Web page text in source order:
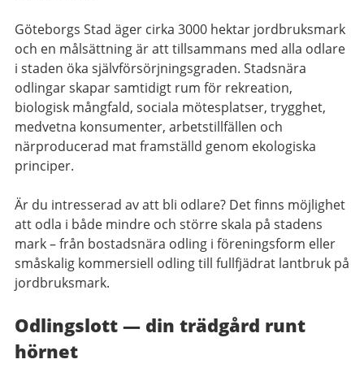
Göteborgs Stad äger cirka 3000 hektar jordbruksmark
och en målsättning är att tillsammans med alla odlare
i staden öka självförsörjningsgraden. Stadsnära
odlingar skapar samtidigt rum för rekreation,
biologisk mångfald, sociala mötesplatser, trygghet,
medvetna konsumenter, arbetstillfällen och
närproducerad mat framställd genom ekologiska
principer.
Är du intresserad av att bli odlare? Det finns möjlighet
att odla i både mindre och större skala på stadens
mark – från bostadsnära odling i föreningsform eller
småskalig kommersiell odling till fullfjädrat lantbruk på
jordbruksmark.
Odlingslott — din trädgård runt
hörnet